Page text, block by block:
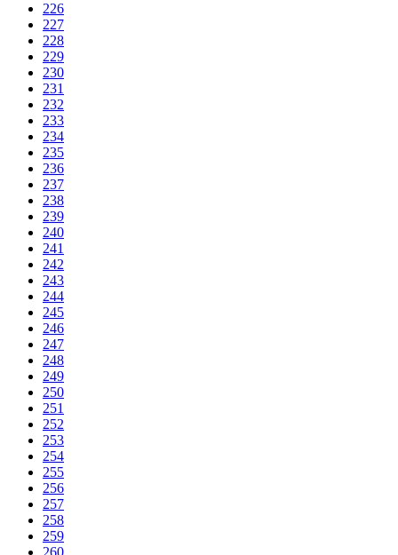
226
227
228
229
230
231
232
233
234
235
236
237
238
239
240
241
242
243
244
245
246
247
248
249
250
251
252
253
254
255
256
257
258
259
260